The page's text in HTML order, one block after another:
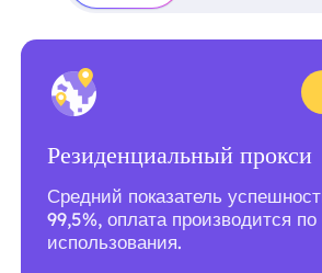
Резиденциальный прокси
Средний показатель
99,5%, оплата производится
использования.